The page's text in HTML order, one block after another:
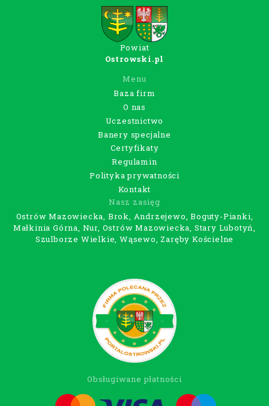
Powiat
Ostrowski.pl
Menu
Baza firm
O nas
Uczestnictwo
Banery specjalne
Certyfikaty
Regulamin
Polityka prywatności
Kontakt
Nasz zasięg
Ostrów Mazowiecka, Brok, Andrzejewo, Boguty-Pianki,
Małkinia Górna, Nur, Ostrów Mazowiecka, Stary Lubotyń,
Szulborze Wielkie, Wąsewo, Zaręby Kościelne
Obsługiwane płatności